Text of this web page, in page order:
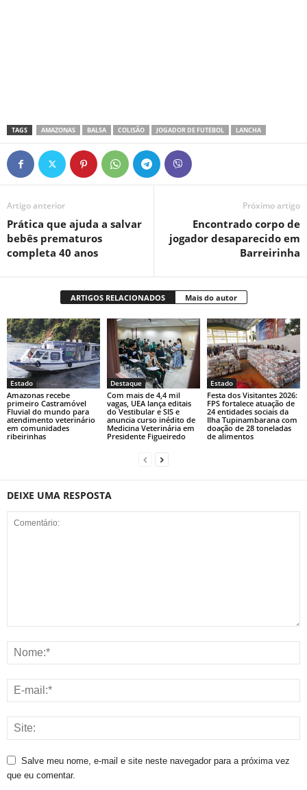
TAGS AMAZONAS BALSA COLISÃO JOGADOR DE FUTEBOL LANCHA
Artigo anterior
Prática que ajuda a salvar
bebês prematuros
completa 40 anos
Próximo artigo
Encontrado corpo de
jogador desaparecido em
Barreirinha
ARTIGOS RELACIONADOS Mais do autor
Estado
Amazonas recebe
primeiro Castramóvel
Fluvial do mundo para
atendimento veterinário
em comunidades
ribeirinhas
Destaque
Com mais de 4,4 mil
vagas, UEA lança editais
do Vestibular e SIS e
anuncia curso inédito de
Medicina Veterinária em
Presidente Figueiredo
Estado
Festa dos Visitantes 2026:
FPS fortalece atuação de
24 entidades sociais da
Ilha Tupinambarana com
doação de 28 toneladas
de alimentos
DEIXE UMA RESPOSTA
Salve meu nome, e-mail e site neste navegador para a próxima vez
que eu comentar.